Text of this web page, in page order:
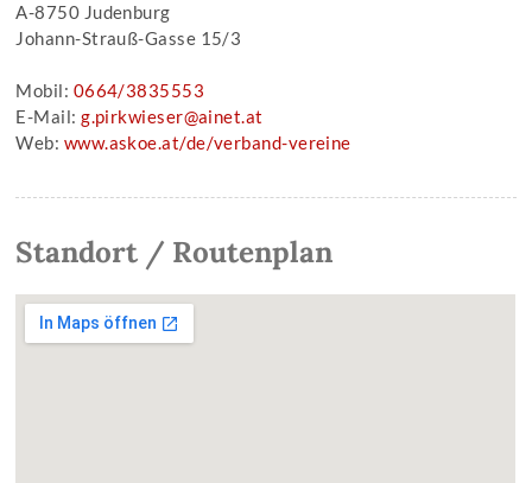
A-8750 Judenburg
Johann-Strauß-Gasse 15/3
Mobil: 0664/3835553
E-Mail:g.pirkwieser@ainet.at
Web: www.askoe.at/de/verband-vereine
Standort / Routenplan